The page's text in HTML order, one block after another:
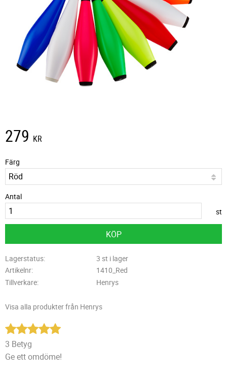
279 KR
Färg
Antal
st
KÖP
Lagerstatus
3 st i lager
Artikelnr
1410_Red
Tillverkare
Henrys
Visa alla produkter från Henrys
3 Betyg
Ge ett omdöme!